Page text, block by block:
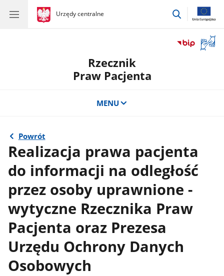
gov.pl
Urzędy centralne
gov.pl
Urzędy
przejdź
okno
Rzecznik
Praw Pacjenta
MENU
Powrót
Realizacja prawa pacjenta
do informacji na odległość
przez osoby uprawnione -
wytyczne Rzecznika Praw
Pacjenta oraz Prezesa
Urzędu Ochrony Danych
Osobowych